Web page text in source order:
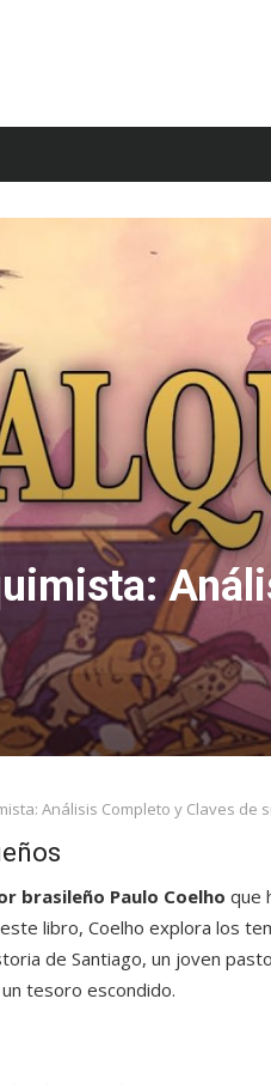
Análisis Completo y Claves de
brasileño Paulo Coelho que
libro, Coelho explora los
de Santiago, un joven
tesoro escondido.